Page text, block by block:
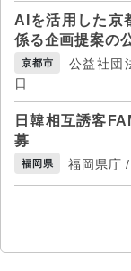
AIを活用した京
係る企画提案の
京都市
公益社団
日
日韓相互誘客
募
福岡県 福岡県庁